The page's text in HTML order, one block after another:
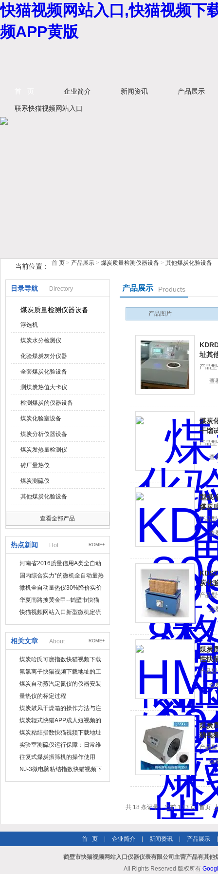
快猫视频网站入口,快猫视频下
频APP黄版
鹤壁市快猫视频网站入口仪器仪表有限公司
企业简介 新闻资讯 产品展示
联系快猫视频网站入口
当前位置： 首 页 > 产品展示 > 煤炭质量检测仪器设备 > 其他煤炭化验设备
目录导航 Directory
煤炭质量检测仪器设备
浮选机
煤炭水分检测仪
化验煤炭灰分仪器
全套煤炭化验设备
测煤炭热值大卡仪
检测煤炭的仪器设备
煤炭化验室设备
煤炭分析仪器设备
煤炭发热量检测仪
砖厂量热仪
煤炭测硫仪
其他煤炭化验设备
查看全部产品
热点新闻 Hot ROME+
河南省2016质量信用A类全自动
量热仪
国内综合实力*的微机全自动量热
仪制造企业
微机全自动量热仪30%降价实价
出售
华夏南路披黄金甲--鹤壁市快猫
视频网站入口仪器仪表有限公司
快猫视频网站入口新型微机定硫
相关文章 About ROME+
煤炭哈氏可麿指数快猫视频下载
地址工作原理与工作条件
氟氯离子快猫视频下载地址的工
作原理
煤炭自动蒸汽定氮仪的仪器安装
量热仪的标定过程
煤炭鼓风干燥箱的操作方法与注
意要点
煤炭辊式快猫APP成人短视频的
设备结构
煤炭粘结指数快猫视频下载地址
的操作使用
实验室测硫仪运行保障：日常维
护与故障预判
往复式煤炭振筛机的操作使用
NJ-3微电脑粘结指数快猫视频下
产品展示 Products
产品图片
址其
产品型
查
煤炭
干馏
产品型号
查
型煤
煤炭
产品型
查
炭化
产品型号
查
煤炭
性快
产品型
查
煤炭
猫视
产品型号
查
共 18 条记录，当前 1 / 3 页 首页
首 页 企业简介 新闻资讯 产品展示
鹤壁市快猫视频网站入口仪器仪表有限公司主营产品有其
All Rights Reserved 版权所有